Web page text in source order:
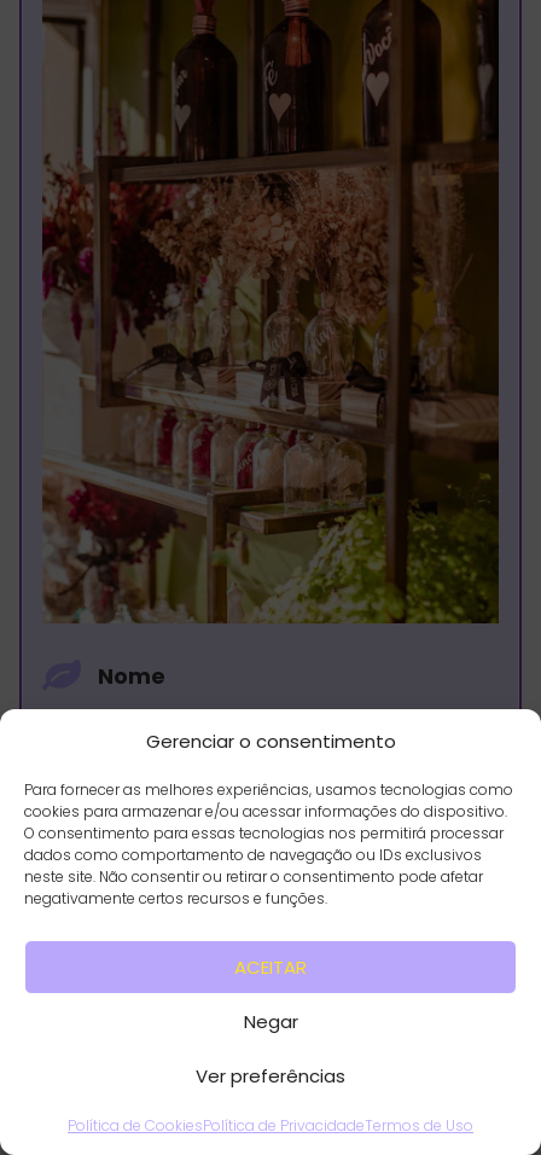
Gerenciar o consentimento
Para fornecer as melhores experiências, usamos tecnologias como
cookies para armazenar e/ou acessar informações do dispositivo.
O consentimento para essas tecnologias nos permitirá processar
dados como comportamento de navegação ou IDs exclusivos
neste site. Não consentir ou retirar o consentimento pode afetar
negativamente certos recursos e funções.
ACEITAR
Negar
Ver preferências
Política de CookiesPolítica de PrivacidadeTermos de Uso
Nome
Endereço
Telefone
+55 81 99511-8515
8h às 13h